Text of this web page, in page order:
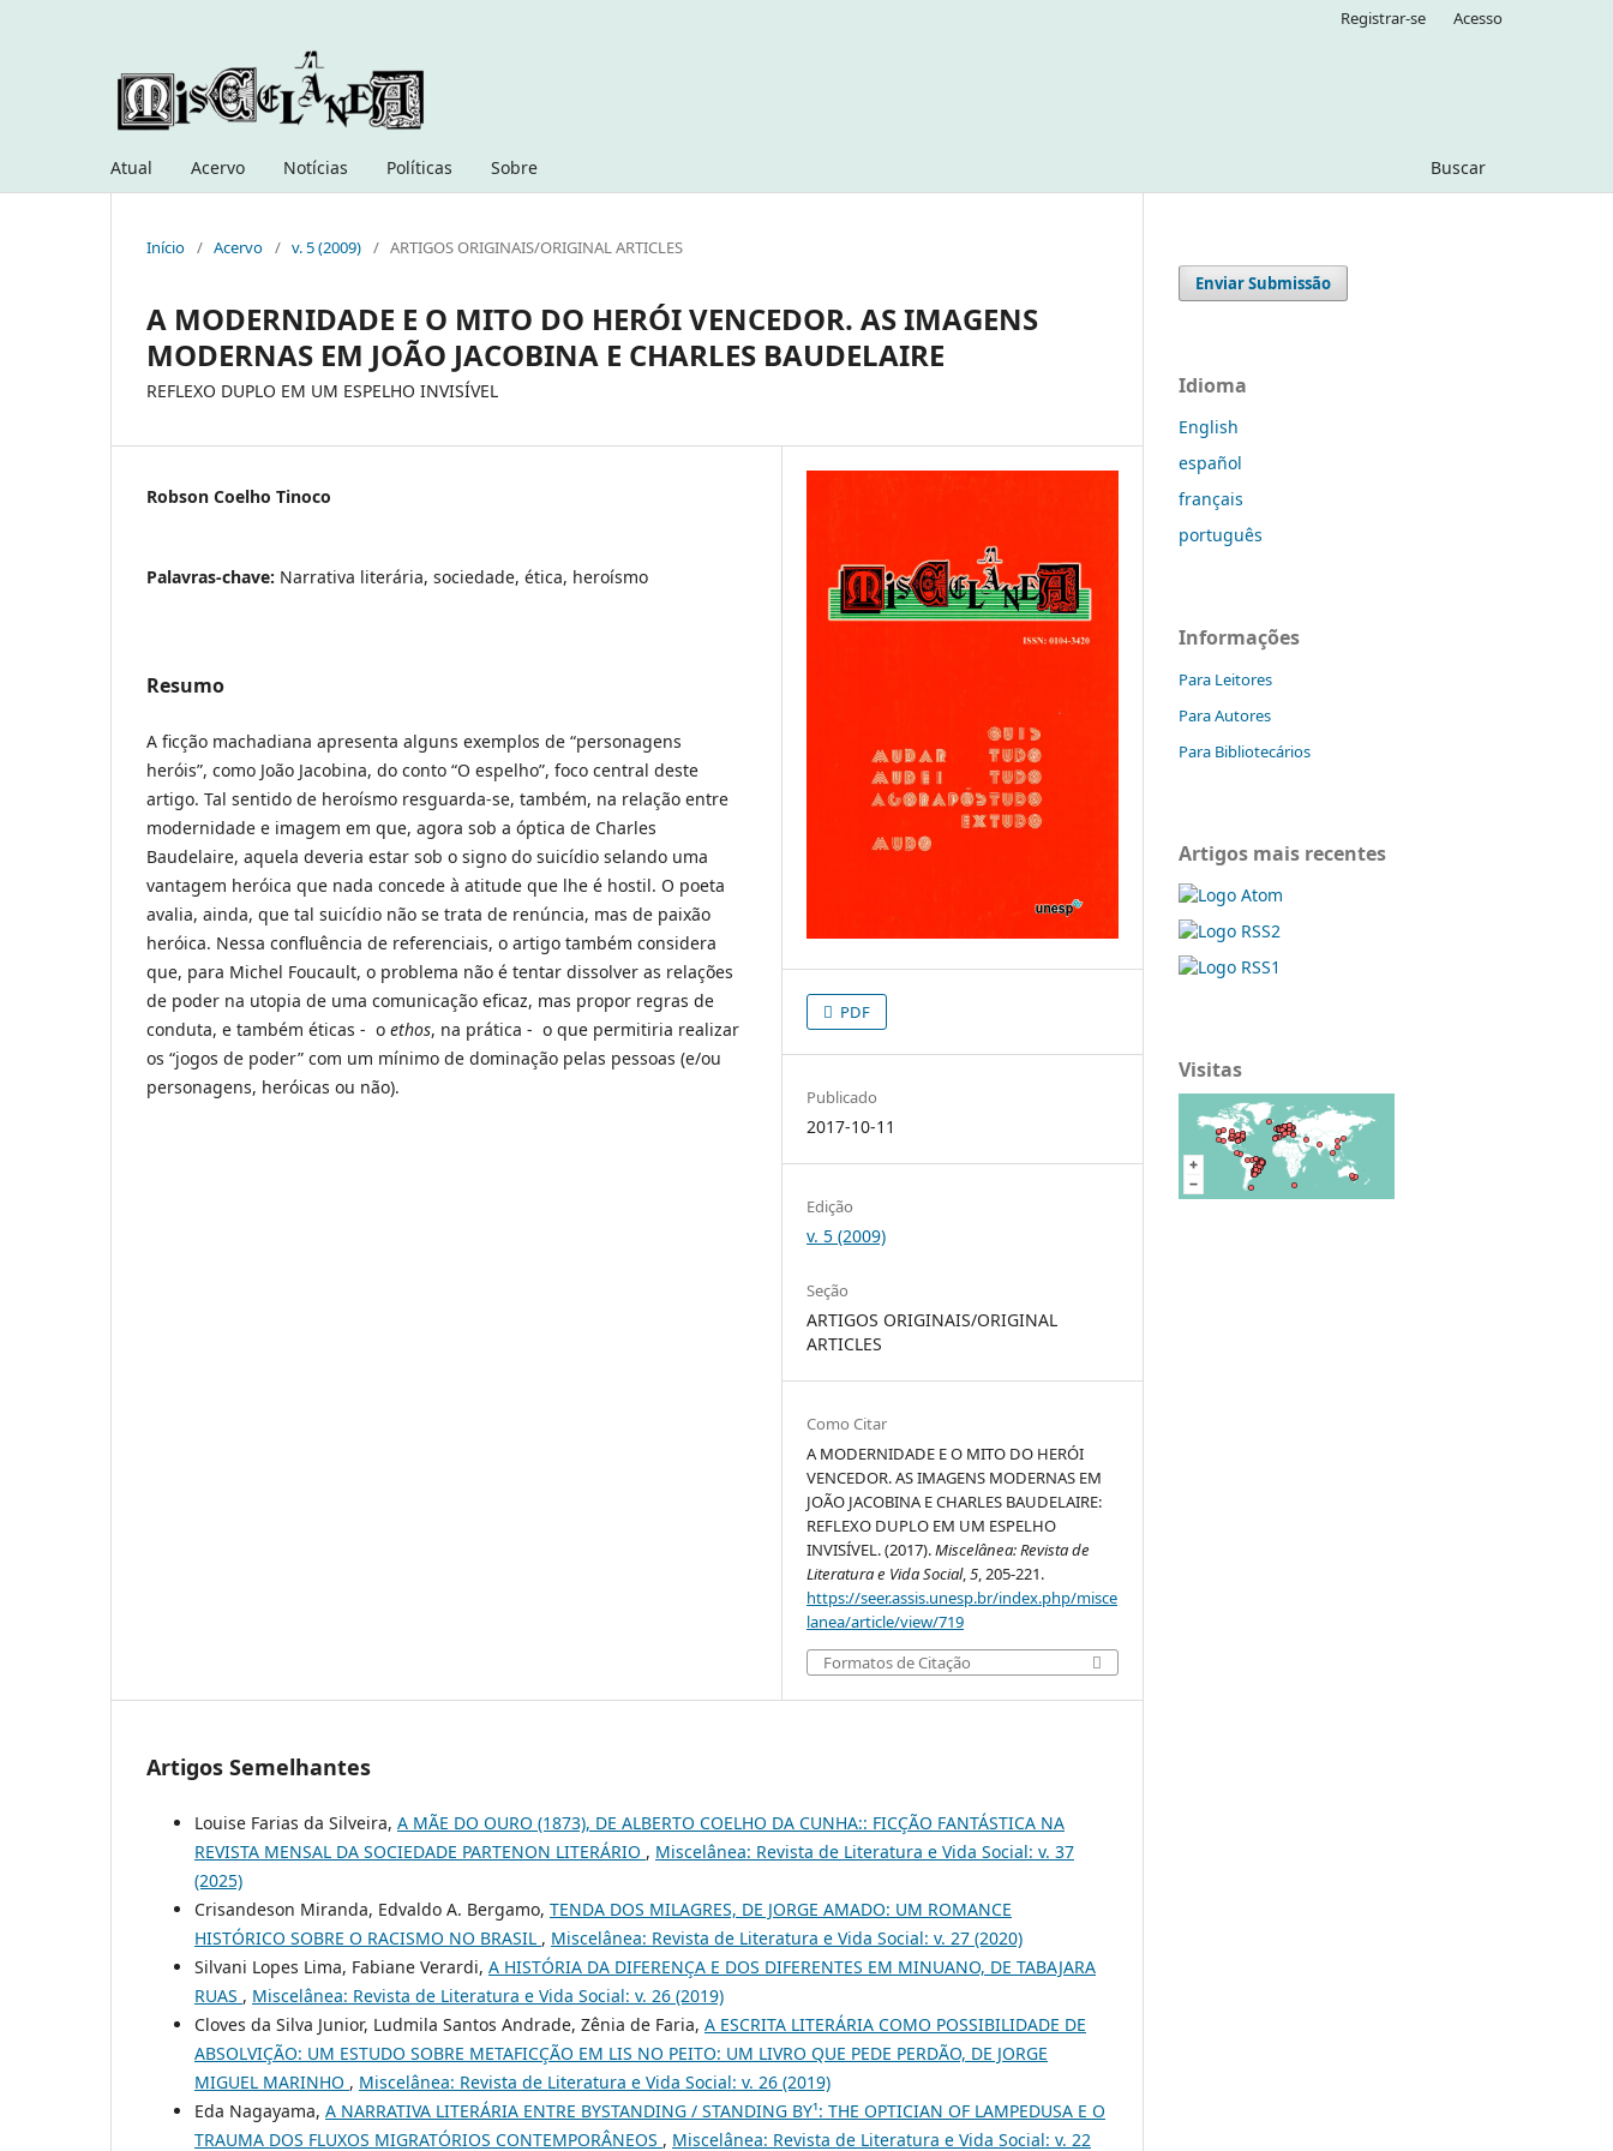
Atual Acervo Notícias Políticas Sobre Buscar
Registrar-se Acesso
Início / Acervo / v. 5 (2009) / ARTIGOS ORIGINAIS/ORIGINAL ARTICLES
A MODERNIDADE E O MITO DO HERÓI VENCEDOR. AS IMAGENS
MODERNAS EM JOÃO JACOBINA E CHARLES BAUDELAIRE
REFLEXO DUPLO EM UM ESPELHO INVISÍVEL
Robson Coelho Tinoco
Palavras-chave: Narrativa literária, sociedade, ética, heroísmo
Resumo
A ficção machadiana apresenta alguns exemplos de “personagens
heróis”, como João Jacobina, do conto “O espelho”, foco central deste
artigo. Tal sentido de heroísmo resguarda-se, também, na relação entre
modernidade e imagem em que, agora sob a óptica de Charles
Baudelaire, aquela deveria estar sob o signo do suicídio selando uma
vantagem heróica que nada concede à atitude que lhe é hostil. O poeta
avalia, ainda, que tal suicídio não se trata de renúncia, mas de paixão
heróica. Nessa confluência de referenciais, o artigo também considera
que, para Michel Foucault, o problema não é tentar dissolver as relações
de poder na utopia de uma comunicação eficaz, mas propor regras de
conduta, e também éticas - o ethos, na prática - o que permitiria realizar
os “jogos de poder” com um mínimo de dominação pelas pessoas (e/ou
personagens, heróicas ou não).
PDF
Publicado
2017-10-11
Edição
v. 5 (2009)
Seção
ARTIGOS ORIGINAIS/ORIGINAL
ARTICLES
Como Citar
A MODERNIDADE E O MITO DO HERÓI
VENCEDOR. AS IMAGENS MODERNAS EM
JOÃO JACOBINA E CHARLES BAUDELAIRE:
REFLEXO DUPLO EM UM ESPELHO
INVISÍVEL. (2017).Miscelânea: Revista de
Literatura e Vida Social,5, 205-221.
https://seer.assis.unesp.br/index.php/misce
lanea/article/view/719
Formatos de Citação
Artigos Semelhantes
Louise Farias da Silveira, A MÃE DO OURO (1873), DE ALBERTO COELHO DA CUNHA:: FICÇÃO FANTÁSTICA NA
REVISTA MENSAL DA SOCIEDADE PARTENON LITERÁRIO , Miscelânea: Revista de Literatura e Vida Social: v. 37
(2025)
Crisandeson Miranda, Edvaldo A. Bergamo, TENDA DOS MILAGRES, DE JORGE AMADO: UM ROMANCE
HISTÓRICO SOBRE O RACISMO NO BRASIL , Miscelânea: Revista de Literatura e Vida Social: v. 27 (2020)
Silvani Lopes Lima, Fabiane Verardi, A HISTÓRIA DA DIFERENÇA E DOS DIFERENTES EM MINUANO, DE TABAJARA
RUAS , Miscelânea: Revista de Literatura e Vida Social: v. 26 (2019)
Cloves da Silva Junior, Ludmila Santos Andrade, Zênia de Faria, A ESCRITA LITERÁRIA COMO POSSIBILIDADE DE
ABSOLVIÇÃO: UM ESTUDO SOBRE METAFICÇÃO EM LIS NO PEITO: UM LIVRO QUE PEDE PERDÃO, DE JORGE
MIGUEL MARINHO , Miscelânea: Revista de Literatura e Vida Social: v. 26 (2019)
Eda Nagayama, A NARRATIVA LITERÁRIA ENTRE BYSTANDING / STANDING BY¹: THE OPTICIAN OF LAMPEDUSA E O
TRAUMA DOS FLUXOS MIGRATÓRIOS CONTEMPORÂNEOS , Miscelânea: Revista de Literatura e Vida Social: v. 22
Enviar Submissão
Idioma
English
español
français
português
Informações
Para Leitores
Para Autores
Para Bibliotecários
Artigos mais recentes
Visitas